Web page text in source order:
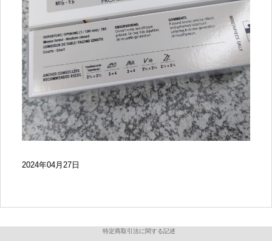
2024年04月27日
特定商取引法に関する記述